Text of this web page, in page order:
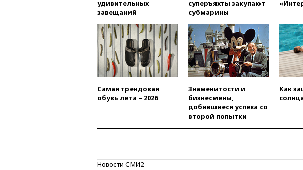
удивительных
завещаний
суперъяхты закупают
субмарины
Самая трендовая
обувь лета – 2026
Знаменитости и
бизнесмены,
добившиеся успеха со
второй попытки
Как
Новости СМИ2